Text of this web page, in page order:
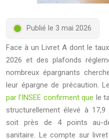
Publié le 3 mai 2026
Face à un Livret A dont le
2026 et des plafonds
nombreux épargnants
leur épargne de précaution.
par l’INSEE confirment que le
structurellement élevé à
soit près de 4 points au-
sanitaire. Le compte sur